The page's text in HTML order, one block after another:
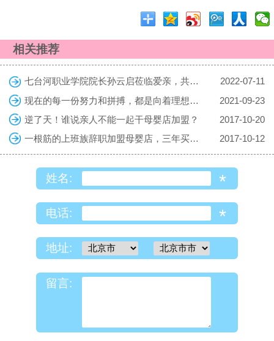
相关推荐
七台河职业学院院长孙云启莅临爱亲，共探校企合作共育复合型人才
2022-07-11
现在的每一份努力和拼搏，都是向着理想的生活迈进，勇敢向前吧！
2021-09-23
逆了天！谁说亲人不能一起干母婴店加盟？
2017-10-20
一根筋的上班族辞职加盟母婴店，三年买车房
2017-10-12
姓名: *
电话: *
地址:
留言: